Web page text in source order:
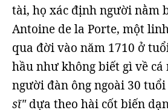
tài, họ xác định người nằm
Antoine de la Porte, một
qua đời vào năm 1710 ở
hầu như không biết gì về cá
người đàn ông ngoài 30
sĩ"dựa theo hài cốt biến